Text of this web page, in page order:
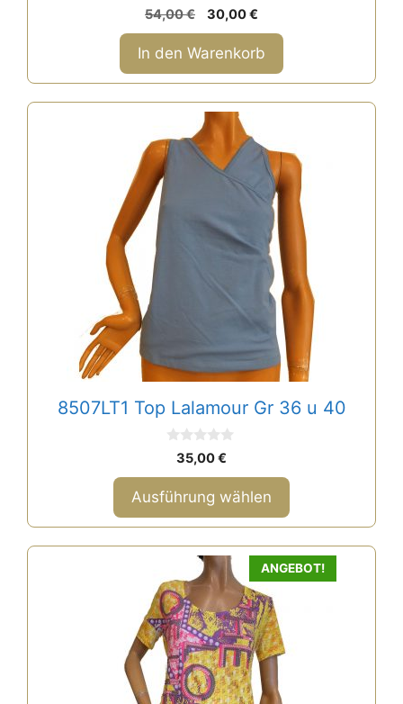
0
v
o
5
54,00€
Ursprünglicher
Preis
war:
54,00 €
30,00€
Preis
ist:
30,00 €.
In den Warenkorb
8507LT1 Top Lalamour Gr 36 u 40
o
n
5
35,00€
Ausführung wählen
Produktseite
werden
ANGEBOT!